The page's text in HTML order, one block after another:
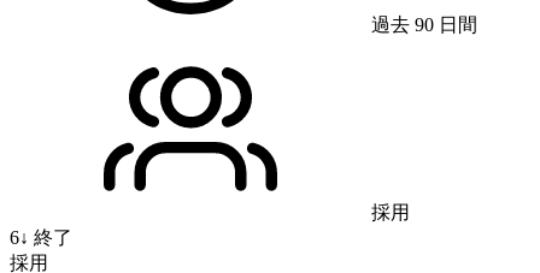
過去 90 日間
採用
6↓ 終了
採用